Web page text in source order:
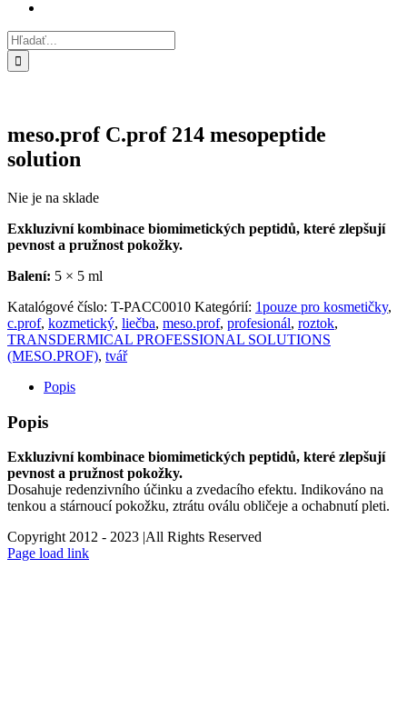
Hľadať:
meso.prof C.prof 214 mesopeptide
solution
Nie je na sklade
Exkluzivní kombinace biomimetických peptidů, které zlepšují
pevnost a pružnost pokožky.
Balení: 5 × 5 ml
Katalógové číslo: T-PACC0010 Kategórií: 1pouze pro kosmetičky,
c.prof, kozmetický, liečba, meso.prof, profesionál, roztok,
TRANSDERMICAL PROFESSIONAL SOLUTIONS
(MESO.PROF), tvář
Popis
Popis
Exkluzivní kombinace biomimetických peptidů, které zlepšují
pevnost a pružnost pokožky.
Dosahuje redenzivního účinku a zvedacího efektu. Indikováno na
tenkou a stárnoucí pokožku, ztrátu oválu obličeje a ochabnutí pleti.
Copyright 2012 - 2023 |All Rights Reserved
Facebook
Instagram
Page load link